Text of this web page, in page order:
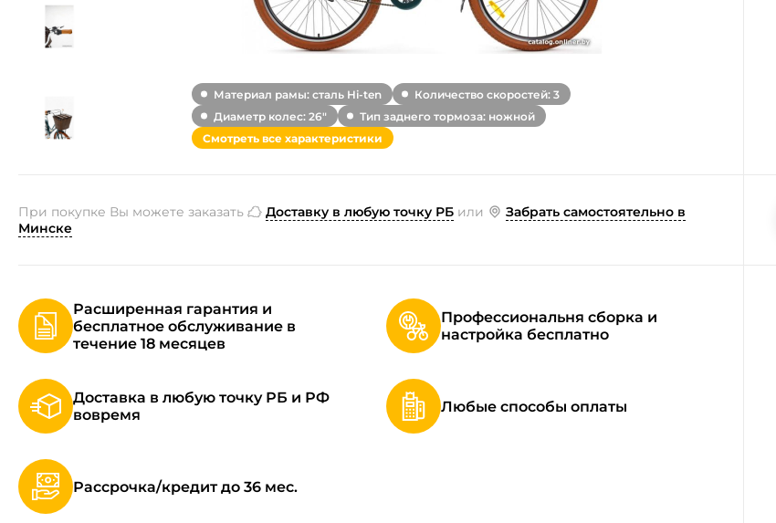
Материал рамы: сталь Hi-ten
Количество скоростей: 3
Диаметр колес: 26"
Тип заднего тормоза: ножной
Смотреть все характеристики
При покупке Вы можете заказать Доставку в любую точку РБ или
Забрать самостоятельно в
Минске
Расширенная гарантия и
бесплатное обслуживание в
течение 18 месяцев
Профессиональня сборка и
настройка бесплатно
Доставка в любую точку РБ и РФ
вовремя
Любые способы оплаты
Рассрочка/кредит до 36 мес.